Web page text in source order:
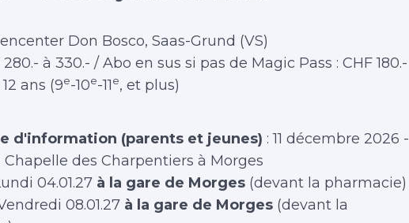
Don Bosco, Saas-Grund (VS)
280.- à 330.- / Abo en sus si pas de Magic Pass : CHF 180.-
ans (9e-10e-11e, et plus)
d'information (parents et jeunes) : 11 décembre 2026 -
Chapelle des Charpentiers à Morges
04.01.27 à la gare de Morges (devant la pharmacie)
08.01.27 à la gare de Morges (devant la